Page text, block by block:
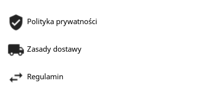
Polityka prywatności
Zasady dostawy
Regulamin